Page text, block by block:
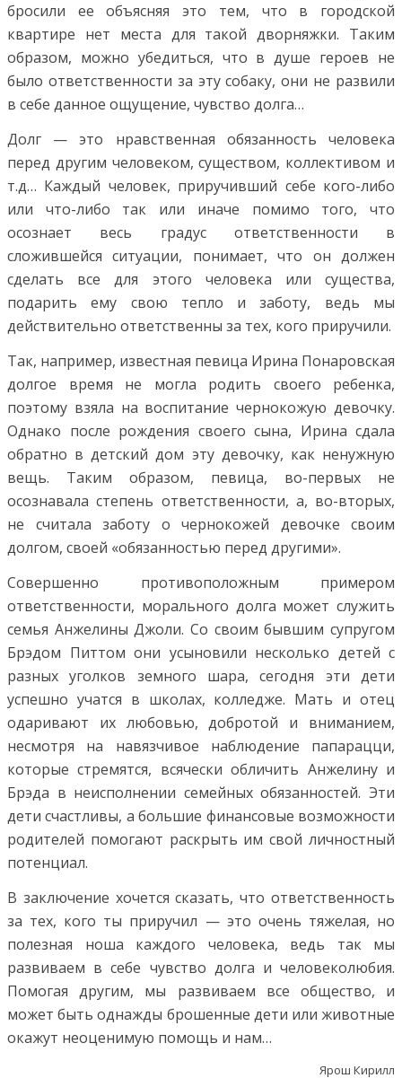
бросили ее объясняя это тем, что в городской
квартире нет места для такой дворняжки. Таким
образом, можно убедиться, что в душе героев не
было ответственности за эту собаку, они не развили
в себе данное ощущение, чувство долга…
Долг — это нравственная обязанность человека
перед другим человеком, существом, коллективом и
т.д… Каждый человек, приручивший себе кого-либо
или что-либо так или иначе помимо того, что
осознает весь градус ответственности в
сложившейся ситуации, понимает, что он должен
сделать все для этого человека или существа,
подарить ему свою тепло и заботу, ведь мы
действительно ответственны за тех, кого приручили.
Так, например, известная певица Ирина Понаровская
долгое время не могла родить своего ребенка,
поэтому взяла на воспитание чернокожую девочку.
Однако после рождения своего сына, Ирина сдала
обратно в детский дом эту девочку, как ненужную
вещь. Таким образом, певица, во-первых не
осознавала степень ответственности, а, во-вторых,
не считала заботу о чернокожей девочке своим
долгом, своей «обязанностью перед другими».
Совершенно противоположным примером
ответственности, морального долга может служить
семья Анжелины Джоли. Со своим бывшим супругом
Брэдом Питтом они усыновили несколько детей с
разных уголков земного шара, сегодня эти дети
успешно учатся в школах, колледже. Мать и отец
одаривают их любовью, добротой и вниманием,
несмотря на навязчивое наблюдение папарацци,
которые стремятся, всячески обличить Анжелину и
Брэда в неисполнении семейных обязанностей. Эти
дети счастливы, а большие финансовые возможности
родителей помогают раскрыть им свой личностный
потенциал.
В заключение хочется сказать, что ответственность
за тех, кого ты приручил — это очень тяжелая, но
полезная ноша каждого человека, ведь так мы
развиваем в себе чувство долга и человеколюбия.
Помогая другим, мы развиваем все общество, и
может быть однажды брошенные дети или животные
окажут неоценимую помощь и нам…
Ярош Кирилл